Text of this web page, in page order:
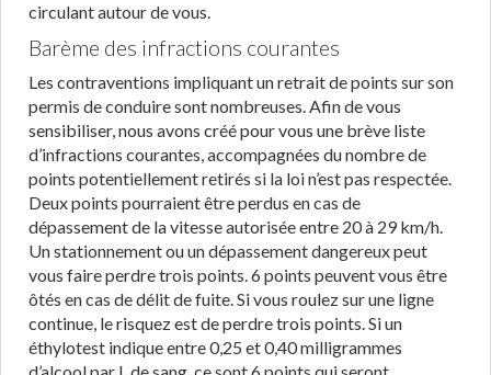
circulant autour de vous.
Barème des infractions courantes
Les contraventions impliquant un retrait de points sur son
permis de conduire sont nombreuses. Afin de vous
sensibiliser, nous avons créé pour vous une brève liste
d’infractions courantes, accompagnées du nombre de
points potentiellement retirés si la loi n’est pas respectée.
Deux points pourraient être perdus en cas de
dépassement de la vitesse autorisée entre 20 à 29 km/h.
Un stationnement ou un dépassement dangereux peut
vous faire perdre trois points. 6 points peuvent vous être
ôtés en cas de délit de fuite. Si vous roulez sur une ligne
continue, le risquez est de perdre trois points. Si un
éthylotest indique entre 0,25 et 0,40 milligrammes